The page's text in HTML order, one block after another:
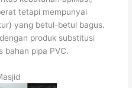
tetapi mempunyai
yang betul-betul bagus.
produk substitusi
bahan pipa PVC.